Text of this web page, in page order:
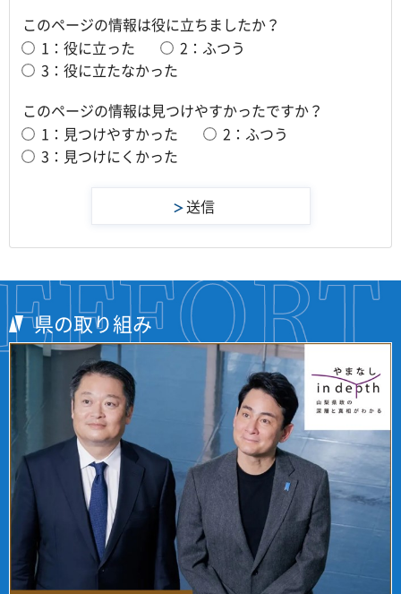
このページの情報は役に立ちましたか？
1：役に立った
2：ふつう
3：役に立たなかった
このページの情報は見つけやすかったですか？
1：見つけやすかった
2：ふつう
3：見つけにくかった
県の取り組み